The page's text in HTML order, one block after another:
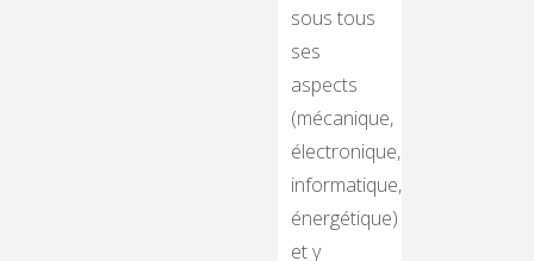
sous tous
ses
aspects
(mécanique,
électronique,
informatique,
énergétique)
et y